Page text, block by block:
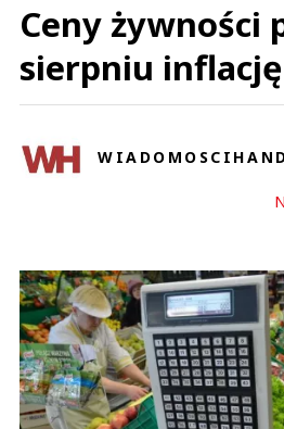
Ceny żywności
sierpniu inflację